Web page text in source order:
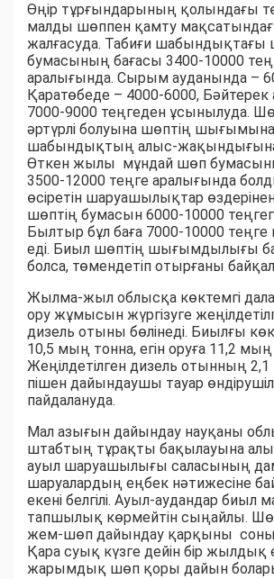
Өңір тұрғындарының қолындағы
малды шөппен қамту
жалғасуда. Табиғи шабындықтағы
бумасының бағасы 3400-10000
аралығында. Сырым ауданында –
Қаратөбеде – 4000-6000, Бәйтерек
7000-9000 теңгеден ұсынылуда.
әртүрлі болуына шөптің
шабындықтың алыс-
Өткен жылы мұндай шөп
3500-12000 теңге аралығында
өсіретін шаруашылықтар
шөптің бумасын 6000-10000
Былтыр бұл баға 7000-10000
еді. Биыл шөптің шығымдылығы
болса, төмендетіп отырғаны
Жылма-жыл облысқа көктемгі
ору жұмысын жүргізуге
дизель отыны бөлінеді. Биылғы
10,5 мың тонна, егін оруға 11,2 мың
Жеңілдетілген дизель отынның
пішен дайындаушы тауар
пайдалануда.
Мал азығын дайындау науқаны
штабтың тұрақты бақылауына
ауыл шаруашылығы саласының
шаруалардың еңбек нәтижесіне
екені белгілі. Ауыл-аудандар биыл
тапшылық көрмейтін сыңайлы.
жем-шөп дайындау қарқыны соны
Қара суық күзге дейін бір
жарымдық шөп қоры дайын